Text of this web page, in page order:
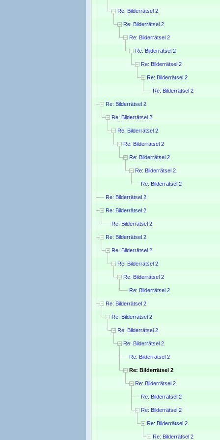
Re: Bilderrätsel 2
Re: Bilderrätsel 2
Re: Bilderrätsel 2
Re: Bilderrätsel 2
Re: Bilderrätsel 2
Re: Bilderrätsel 2
Re: Bilderrätsel 2
Re: Bilderrätsel 2
Re: Bilderrätsel 2
Re: Bilderrätsel 2
Re: Bilderrätsel 2
Re: Bilderrätsel 2
Re: Bilderrätsel 2
Re: Bilderrätsel 2
Re: Bilderrätsel 2
Re: Bilderrätsel 2
Re: Bilderrätsel 2
Re: Bilderrätsel 2
Re: Bilderrätsel 2
Re: Bilderrätsel 2
Re: Bilderrätsel 2
Re: Bilderrätsel 2
Re: Bilderrätsel 2
Re: Bilderrätsel 2
Re: Bilderrätsel 2
Re: Bilderrätsel 2
Re: Bilderrätsel 2
Re: Bilderrätsel 2
Re: Bilderrätsel 2
Re: Bilderrätsel 2
Re: Bilderrätsel 2
Re: Bilderrätsel 2
Re: Bilderrätsel 2